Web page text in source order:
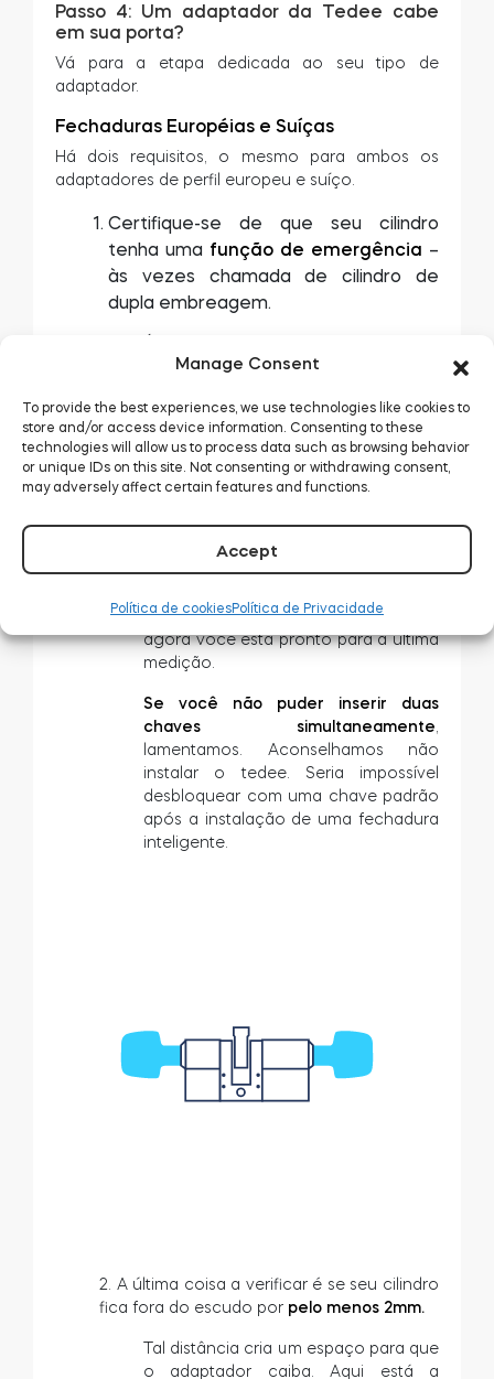
Manage Consent
To provide the best experiences, we use technologies like cookies to
store and/or access device information. Consenting to these
technologies will allow us to process data such as browsing behavior
or unique IDs on this site. Not consenting or withdrawing consent,
may adversely affect certain features and functions.
Accept
Política de cookiesPolítica de Privacidade
Passo 4: Um adaptador da Tedee cabe
em sua porta?
Vá para a etapa dedicada ao seu tipo de
adaptador.
Fechaduras Européias e Suíças
Há dois requisitos, o mesmo para ambos os
adaptadores de perfil europeu e suíço.
Certifique-se de que seu cilindro
tenha uma função de emergência –
às vezes chamada de cilindro de
dupla embreagem.
girar uma chave dentro de um
chave inserida em outro lado. É
crucial operar o tedee e ainda ser
capaz de abrir a porta com uma
chave.
Para verificar se seu cilindro funciona
desta maneira, insira as chaves
simultaneamente em ambos os lados
uma chave também move a outra
agora você está pronto para a última
medição.
Se você não puder inserir duas
chaves simultaneamente
lamentamos. Aconselhamos não
instalar o tedee. Seria impossível
desbloquear com uma chave padrão
após a instalação de uma fechadura
inteligente.
2. A última coisa a verificar é se seu cilindro
fica fora do escudo por pelo menos 2mm.
Tal distância cria um espaço para que
o adaptador caiba. Aqui está a